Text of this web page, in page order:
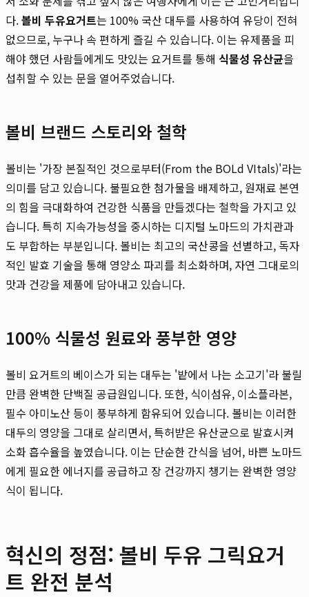
다.볼비 두유요거트는 100% 국산 대두를 사용하여 유당이 전혀
없으므로, 누구나 속 편하게 즐길 수 있습니다. 이는 유제품을 피
해야 했던 사람들에게도 맛있는 요거트를 통해 식물성 유산균을
섭취할 수 있는 문을 열어주었습니다.
볼비 브랜드 스토리와 철학
볼비는 '가장 본질적인 것으로부터(From the BOLd VItals)'라는
의미를 담고 있습니다. 불필요한 첨가물을 배제하고, 원재료 본연
의 힘을 극대화하여 건강한 식품을 만들겠다는 철학을 가지고 있
습니다. 특히 지속가능성을 중시하는 디지털 노마드의 가치관과
도 부합하는 부분입니다. 볼비는 최고의 국산콩을 선별하고, 독자
적인 발효 기술을 통해 영양소 파괴를 최소화하며, 자연 그대로의
맛과 건강을 제품에 담아내고 있습니다.
100% 식물성 원료와 풍부한 영양
볼비 요거트의 베이스가 되는 대두는 '밭에서 나는 소고기'라 불릴
만큼 완벽한 단백질 공급원입니다. 또한, 식이섬유, 이소플라본,
필수 아미노산 등이 풍부하게 함유되어 있습니다. 볼비는 이러한
대두의 영양을 그대로 살리면서, 특허받은 유산균으로 발효시켜
소화 흡수율을 높였습니다. 이는 단순한 간식을 넘어, 바쁜 노마드
에게 필요한 에너지를 공급하고 장 건강까지 챙기는 완벽한 영양
식이 됩니다.
혁신의 정점: 볼비 두유 그릭요거
트 완전 분석